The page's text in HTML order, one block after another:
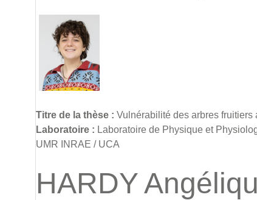
Titre de la thèse : Vulnérabilité des arbres
Laboratoire : Laboratoire de Physique et
UMR INRAE / UCA
HARDY